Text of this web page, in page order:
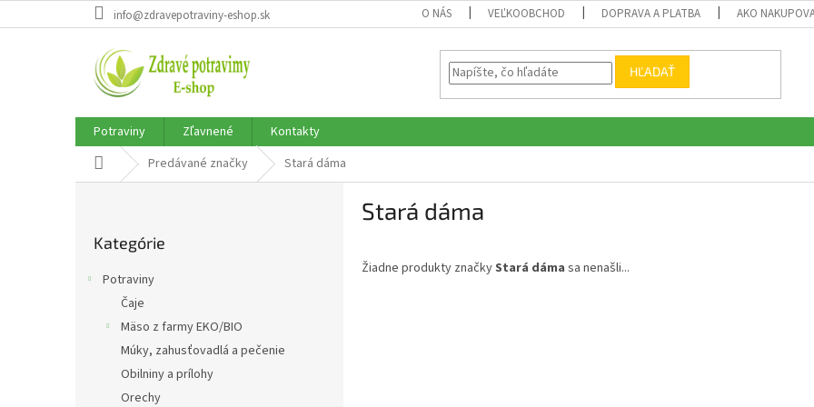
na
info@zdravepotraviny-eshop.sk O NÁS VEĽKOOBCHOD DOPRAVA A PLATBA AKO
HĽADAŤ
Potraviny Zľavnené
Kontakty
DomovPredávané značky Stará dáma
kategórie
Kategórie
Potraviny
Čaje
Mäso z farmy EKO/BIO
Múky, zahusťovadlá a pečenie
Obilniny a prílohy
Orechy
Stará dáma
Žiadne produkty značkyStará dáma sa nenašli...